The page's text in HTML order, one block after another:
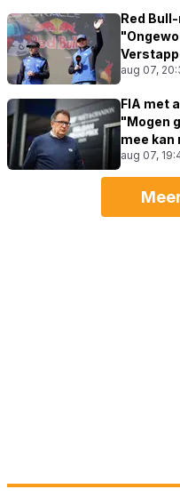
Red
aug 07,
FIA met
"Mogen
mee kan
aug 07,